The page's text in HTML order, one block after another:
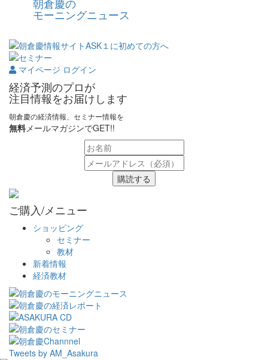
モーニングニュース
マイページ ログイン
経済予測のプロが
注目情報をお届けします
朝倉慶の経済情報、セミナー情報を
無料 メールマガジンでGET!!
購読する
ご購入/メニュー
ショッピング
セミナー
教材
新着情報
経済教材
Tweets by AM_Asakura